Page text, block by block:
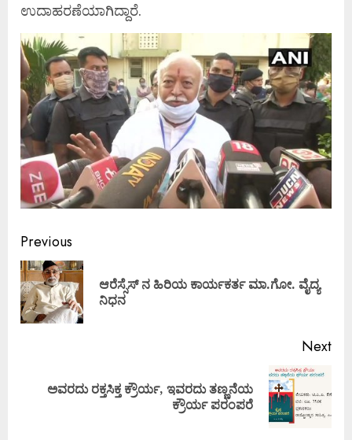
ಉದಾಹರಣೆಯಾಗಿದ್ದಾರೆ.
Continue
Reading
Previous
ಆರೆಸ್ಸೆಸ್ ನ ಹಿರಿಯ ಕಾರ್ಯಕರ್ತ ಮಾ.ಗೋ. ವೈದ್ಯ
ನಿಧನ
Next
Nextಅವರದು ರಕ್ತಸಿಕ್ತ ಕ್ರೌರ್ಯ, ಇವರದು ತಣ್ಣನೆಯ
ಕ್ರೌರ್ಯ ಪರಂಪರೆ